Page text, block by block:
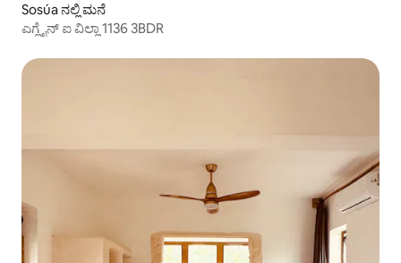
Sosúa ನಲ್ಲಿ ಮನೆ
ಎಗ್ಲೈನ್ ಐ ವಿಲ್ಲಾ 1136 3BDR